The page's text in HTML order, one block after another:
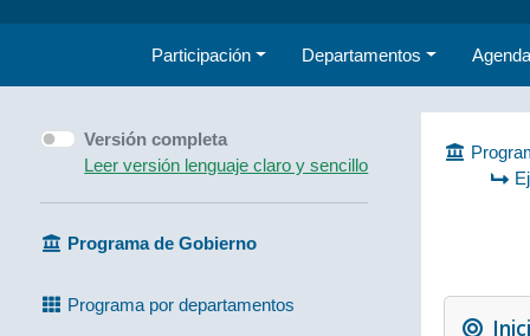
Participación Departamentos Agenda
Versión completa
Leer versión lenguaje claro y sencillo
Programa de Gobierno
Programa por departamentos